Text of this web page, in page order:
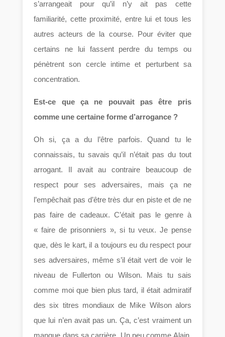
s’arrangeait pour qu’il n’y ait pas cette
familiarité, cette proximité, entre lui et tous les
autres acteurs de la course. Pour éviter que
certains ne lui fassent perdre du temps ou
pénètrent son cercle intime et perturbent sa
concentration.
Est-ce que ça ne pouvait pas être pris
comme une certaine forme d’arrogance ?
Oh si, ça a du l’être parfois. Quand tu le
connaissais, tu savais qu’il n’était pas du tout
arrogant. Il avait au contraire beaucoup de
respect pour ses adversaires, mais ça ne
l’empêchait pas d’être très dur en piste et de ne
pas faire de cadeaux. C’était pas le genre à
« faire de prisonniers », si tu veux. Je pense
que, dès le kart, il a toujours eu du respect pour
ses adversaires, même s’il était vert de voir le
niveau de Fullerton ou Wilson. Mais tu sais
comme moi que bien plus tard, il était admiratif
des six titres mondiaux de Mike Wilson alors
que lui n’en avait pas un. Ça, c’est vraiment un
manque dans sa carrière. Un peu comme Alain,